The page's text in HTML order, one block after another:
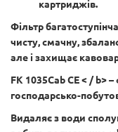
картриджів.
Фільтр
чисту, смачну,
але і захищає
FK 1035CabCE < / b>
господарсько-
Видаляє з води